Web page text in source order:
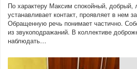
По характеру Максим спокойный, добрый,
устанавливает контакт, проявляет в нем
Обращенную речь понимает частично.
из звукоподражаний. В коллективе
наблюдать…